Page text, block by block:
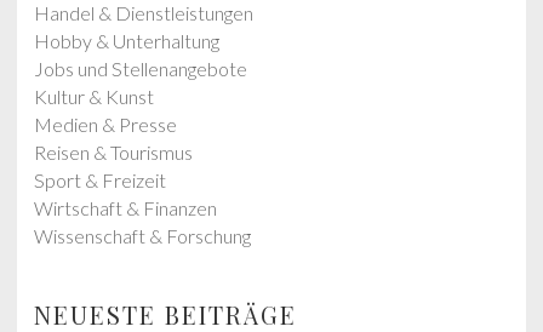
Handel & Dienstleistungen
Hobby & Unterhaltung
Jobs und Stellenangebote
Kultur & Kunst
Medien & Presse
Reisen & Tourismus
Sport & Freizeit
Wirtschaft & Finanzen
Wissenschaft & Forschung
NEUESTE BEITRÄGE